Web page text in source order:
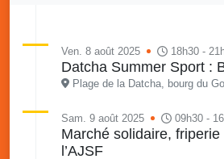
Ven. 8 août 2025 18h30 -
Datcha Summer Sport :
Plage de la Datcha, bourg du
Sam. 9 août 2025 09h30 -
Marché solidaire,
l’AJSF